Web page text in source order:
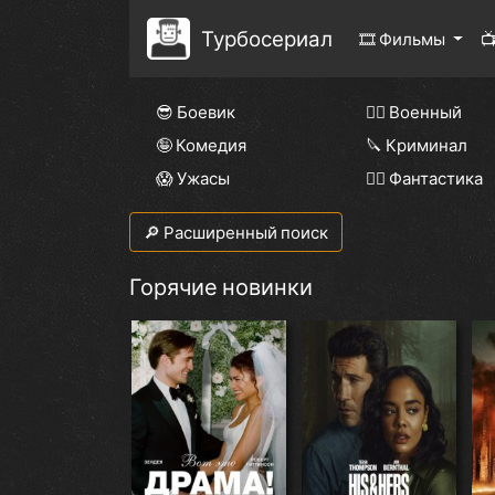
Турбосериал 🎞 Фильмы
😎 Боевик 👨‍✈️ Военный
🤪 Комедия
🔪 Криминал
😱 Ужасы
🧙‍♀️ Фантастика
🔎 Расширенный поиск
Горячие новинки